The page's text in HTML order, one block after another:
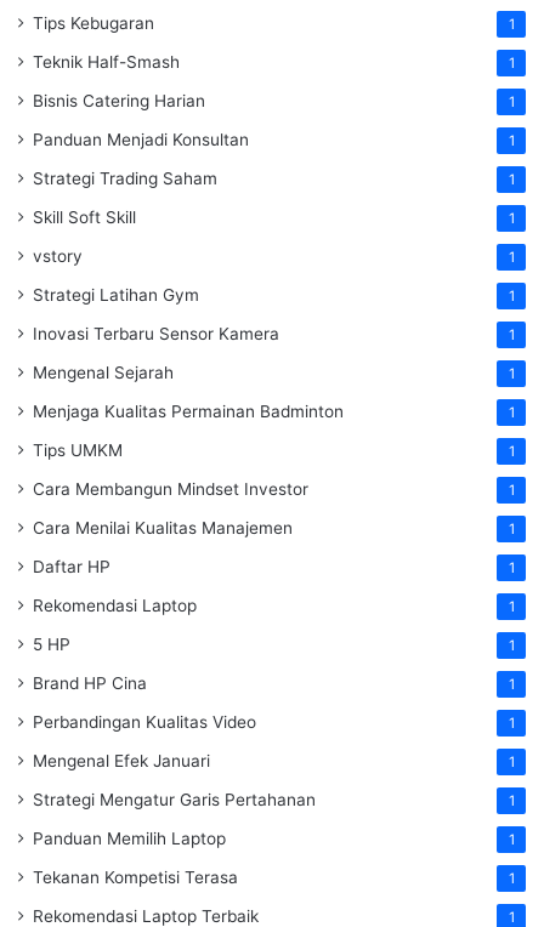
Tips Kebugaran 1
Teknik Half-Smash 1
Bisnis Catering Harian 1
Panduan Menjadi Konsultan 1
Strategi Trading Saham 1
Skill Soft Skill 1
vstory 1
Strategi Latihan Gym 1
Inovasi Terbaru Sensor Kamera 1
Mengenal Sejarah 1
Menjaga Kualitas Permainan Badminton 1
Tips UMKM 1
Cara Membangun Mindset Investor 1
Cara Menilai Kualitas Manajemen 1
Daftar HP 1
Rekomendasi Laptop 1
5 HP 1
Brand HP Cina 1
Perbandingan Kualitas Video 1
Mengenal Efek Januari 1
Strategi Mengatur Garis Pertahanan 1
Panduan Memilih Laptop 1
Tekanan Kompetisi Terasa 1
Rekomendasi Laptop Terbaik 1